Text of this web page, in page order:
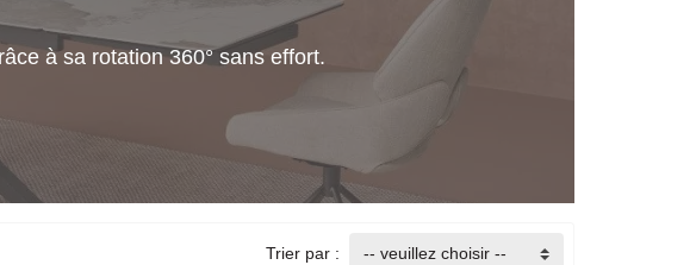
à sa rotation 360° sans effort.
Trier par : -- veuillez choisir --